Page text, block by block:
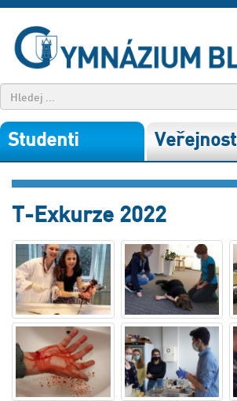
Studenti Veřejnost
T-Exkurze 2022